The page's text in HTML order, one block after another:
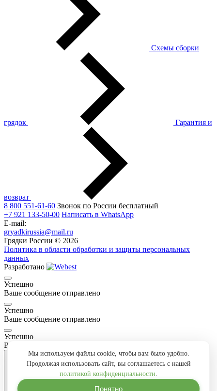
Мы используем файлы cookie, чтобы вам было удобно.
Продолжая использовать сайт, вы соглашаетесь с нашей
политикой конфиденциальности.
Понятно
Схемы сборки
грядок Гарантия и
возврат
8 800 551-61-60 Звонок по России бесплатный
+7 921 133-50-00 Написать в WhatsApp
E-mail:
gryadkirussia@mail.ru
Грядки России © 2026
Политика в области обработки и защиты персональных
данных
Разработано
Успешно
Ваше сообщение отправлено
Успешно
Ваше сообщение отправлено
Успешно
Ваше сообщение отправлено